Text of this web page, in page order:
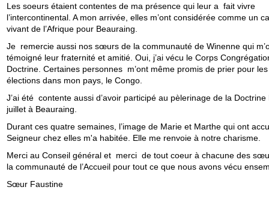
Les soeurs étaient contentes de ma présence qui leur a fait vivre
l’intercontinental. A mon arrivée, elles m’ont considérée comme un
vivant de l’Afrique pour Beauraing.
Je remercie aussi nos sœurs de la communauté de Winenne qui
témoigné leur fraternité et amitié. Oui, j’ai vécu le Corps
Doctrine. Certaines personnes m’ont même promis de prier pour les
élections dans mon pays, le Congo.
J’ai été contente aussi d’avoir participé au pèlerinage de la Doctrine
juillet à Beauraing.
Durant ces quatre semaines, l’image de Marie et Marthe qui ont
Seigneur chez elles m'a habitée. Elle me renvoie à notre charisme.
Merci au Conseil général et merci de tout coeur à chacune des
la communauté de l’Accueil pour tout ce que nous avons vécu
Sœur Faustine